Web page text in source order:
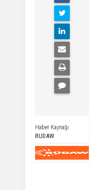
Haber Kaynağı
RUDAW